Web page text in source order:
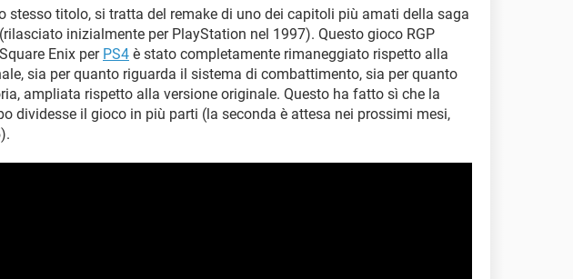
stesso titolo, si tratta del remake di uno dei capitoli più amati della saga
(rilasciato inizialmente per PlayStation nel 1997). Questo gioco RGP
Enix per PS4 è stato completamente rimaneggiato rispetto alla
sia per quanto riguarda il sistema di combattimento, sia per quanto
ampliata rispetto alla versione originale. Questo ha fatto sì che la
dividesse il gioco in più parti (la seconda è attesa nei prossimi mesi,